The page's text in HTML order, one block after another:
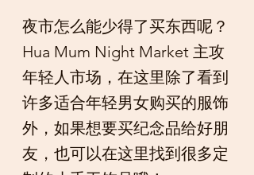
夜市怎么能少得了买东西呢？
Hua Mum Night Market 主攻
年轻人市场，在这里除了看到
许多适合年轻男女购买的服饰
外，如果想要买纪念品给好朋
友，也可以在这里找到很多定